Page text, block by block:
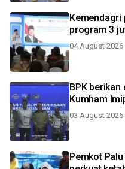
Kemendagri
program 3
04 August 2026
BPK berikan
Kumham
03 August 2026
Pemkot